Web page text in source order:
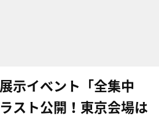
示イベント「全集中
スト公開！東京会場は